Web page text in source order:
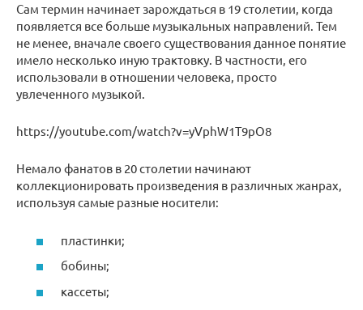
Сам термин начинает зарождаться в 19 столетии, когда
появляется все больше музыкальных направлений. Тем
не менее, вначале своего существования данное понятие
имело несколько иную трактовку. В частности, его
использовали в отношении человека, просто
увлеченного музыкой.
https://youtube.com/watch?v=yVphW1T9pO8
Немало фанатов в 20 столетии начинают
коллекционировать произведения в различных жанрах,
используя самые разные носители:
пластинки;
бобины;
кассеты;